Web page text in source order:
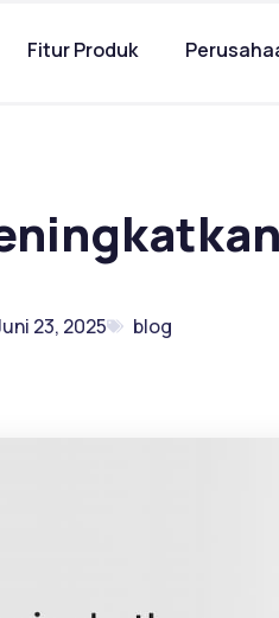
Fitur Produk
23, 2025 blog